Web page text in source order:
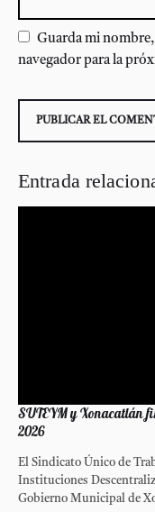
Guarda mi
navegador para la
Entrada
SUTEYM y Xonacatlán
2026
El Sindicato Único de
Instituciones
Gobierno Municipal de